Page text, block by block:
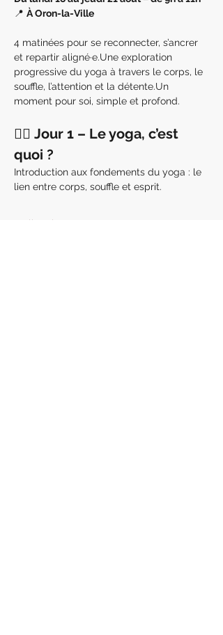
📍 À Oron-la-Ville
4 matinées pour se reconnecter, s’ancrer
et repartir aligné·e.Une exploration
progressive du yoga à travers le corps, le
souffle, l’attention et la détente.Un
moment pour soi, simple et profond.
🧘‍♀️ Jour 1 – Le yoga, c’est
quoi ?
Introduction aux fondements du yoga : le
lien entre corps, souffle et esprit.
En lire plus >